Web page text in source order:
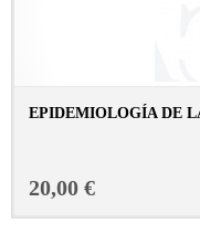
EPIDEMIOLOGÍA DE
20,00 €